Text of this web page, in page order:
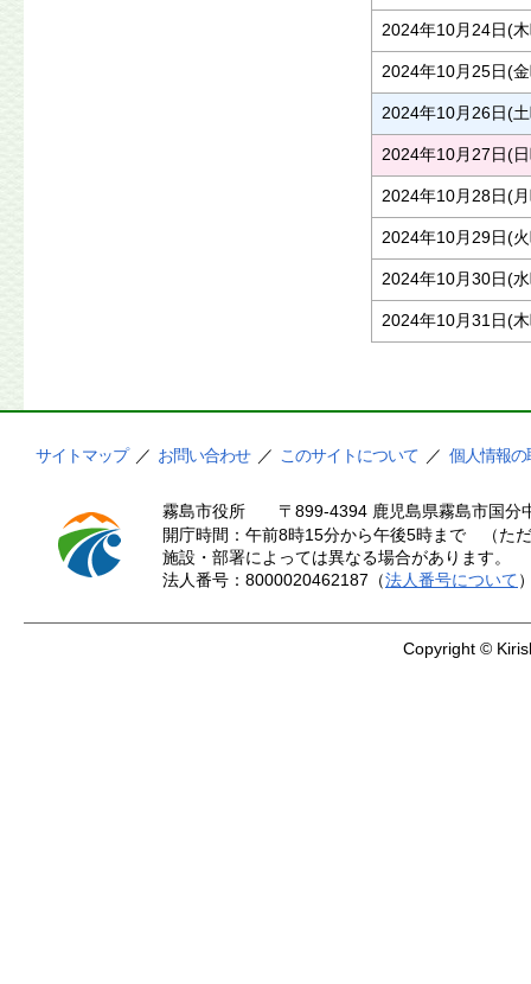
2024年10月24日(
2024年10月25日(
2024年10月26日(
2024年10月27日(
2024年10月28日(
2024年10月29日(
2024年10月30日(
2024年10月31日(
サイトマップ ／ お問い合わせ ／ このサイトについて ／ 個人情報の
霧島市役所
〒899-4394 鹿児島県霧島市国
開庁時間：午前8時15分から午後5時まで （た
施設・部署によっては異なる場合があります。
法人番号：8000020462187（法人番号について
Copyright ©